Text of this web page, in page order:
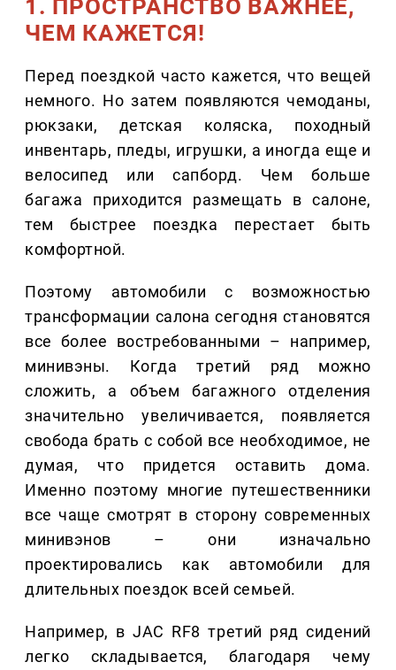
1. ПРОСТРАНСТВО ВАЖНЕЕ,
ЧЕМ КАЖЕТСЯ!
Перед поездкой часто кажется, что вещей
немного. Но затем появляются чемоданы,
рюкзаки, детская коляска, походный
инвентарь, пледы, игрушки, а иногда еще и
велосипед или сапборд. Чем больше
багажа приходится размещать в салоне,
тем быстрее поездка перестает быть
комфортной.
Поэтому автомобили с возможностью
трансформации салона сегодня становятся
все более востребованными – например,
минивэны. Когда третий ряд можно
сложить, а объем багажного отделения
значительно увеличивается, появляется
свобода брать с собой все необходимое, не
думая, что придется оставить дома.
Именно поэтому многие путешественники
все чаще смотрят в сторону современных
минивэнов – они изначально
проектировались как автомобили для
длительных поездок всей семьей.
Например, в JAC RF8 третий ряд сидений
легко складывается, благодаря чему